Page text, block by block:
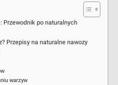
Przewodnik po naturalnych
Przepisy na naturalne nawozy
warzyw